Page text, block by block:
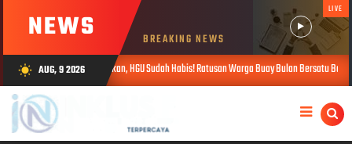
NEWS BREAKING NEWS
LIVE
wb_sunny AUG, 9 2026
Somasi Diabaikan, HGU Sudah Habis! Ratusan Warga Buay Bulan Bersatu Beri Peringatan